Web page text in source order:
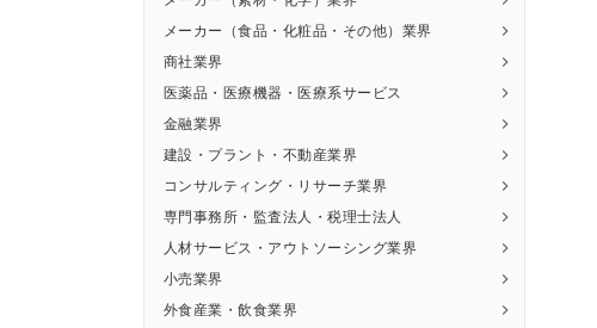
メーカー（食品・化粧品・その他）業界
商社業界
医薬品・医療機器・医療系サービス
金融業界
建設・プラント・不動産業界
コンサルティング・リサーチ業界
専門事務所・監査法人・税理士法人
人材サービス・アウトソーシング業界
小売業界
外食産業・飲食業界